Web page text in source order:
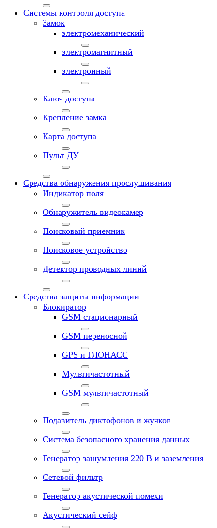
Системы контроля доступа
Замок
электромеханический
электромагнитный
электронный
Ключ доступа
Крепление замка
Карта доступа
Пульт ДУ
Средства обнаружения прослушивания
Индикатор поля
Обнаружитель видеокамер
Поисковый приемник
Поисковое устройство
Детектор проводных линий
Средства защиты информации
Блокиратор
GSM стационарный
GSM переносной
GPS и ГЛОНАСС
Мультичастотный
GSM мультичастотный
Подавитель диктофонов и жучков
Система безопасного хранения данных
Генератор зашумления 220 В и заземления
Сетевой фильтр
Генератор акустической помехи
Акустический сейф